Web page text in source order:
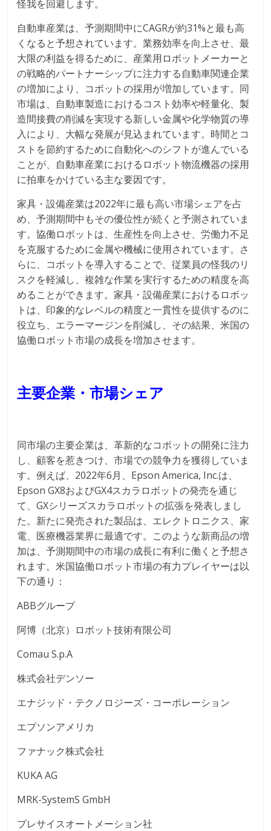
怪我を回避します。
自動車産業は、予測期間中にCAGRが約31%と最も高
くなると予想されています。業務効率を向上させ、最
大限の利益を得るために、産業用ロボットメーカーと
の戦略的パートナーシップに注力する自動車関連企業
の増加により、コボットの採用が増加しています。同
市場は、自動車製造におけるコスト効率や軽量化、製
造間接費の削減を実現する新しい金属や化学物質の導
入により、大幅な発展が見込まれています。時間とコ
ストを節約するために自動化へのシフトが進んでいる
ことが、自動車産業におけるロボット物流機器の採用
に拍車をかけている主な要因です。
家具・設備産業は2022年に最も高い市場シェアを占
め、予測期間中もその優位性が続くと予測されていま
す。協働ロボットは、生産性を向上させ、労働力不足
を克服するために金属や機械に使用されています。さ
らに、コボットを導入することで、従業員の怪我のリ
スクを軽減し、複雑な作業を実行するための精度を高
めることができます。家具・設備産業におけるロボッ
トは、印象的なレベルの精度と一貫性を提供するのに
役立ち、エラーマージンを削減し、その結果、米国の
協働ロボット市場の成長を増加させます。
主要企業・市場シェア
同市場の主要企業は、革新的なコボットの開発に注力
し、顧客を惹きつけ、市場での競争力を獲得していま
す。例えば、2022年6月、Epson America, Inc.は、
Epson GX8およびGX4スカラロボットの発売を通じ
て、GXシリーズスカラロボットの拡張を発表しまし
た。新たに発売された製品は、エレクトロニクス、家
電、医療機器業界に最適です。このような新商品の増
加は、予測期間中の市場の成長に有利に働くと予想さ
れます。米国協働ロボット市場の有力プレイヤーは以
下の通り：
ABBグループ
阿博（北京）ロボット技術有限公司
Comau S.p.A
株式会社デンソー
エナジッド・テクノロジーズ・コーポレーション
エプソンアメリカ
ファナック株式会社
KUKA AG
MRK-SystemS GmbH
プレサイスオートメーション社